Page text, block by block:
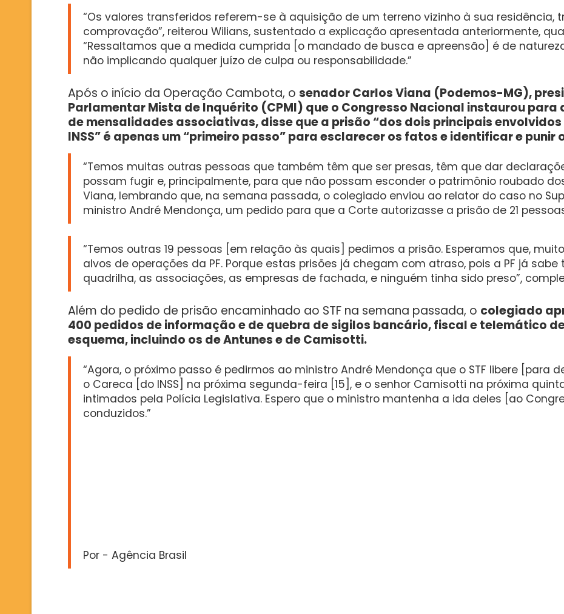
“Os valores transferidos referem-se à aquisição de um terreno vizinho à sua residência,
comprovação”, reiterou Wilians, sustentado a explicação apresentada anteriormente,
“Ressaltamos que a medida cumprida [o mandado de busca e apreensão] é de
não implicando qualquer juízo de culpa ou responsabilidade.”
Após o início da Operação Cambota, o senador Carlos Viana (Podemos-MG),
Parlamentar Mista de Inquérito (CPMI) que o Congresso Nacional instaurou
de mensalidades associativas, disse que a prisão “dos dois principais
INSS” é apenas um “primeiro passo” para esclarecer os fatos e identificar e punir
“Temos muitas outras pessoas que também têm que ser presas, têm que dar
possam fugir e, principalmente, para que não possam esconder o patrimônio roubado
Viana, lembrando que, na semana passada, o colegiado enviou ao relator do caso no
ministro André Mendonça, um pedido para que a Corte autorizasse a prisão de 21
“Temos outras 19 pessoas [em relação às quais] pedimos a prisão. Esperamos que,
alvos de operações da PF. Porque estas prisões já chegam com atraso, pois a PF já
quadrilha, as associações, as empresas de fachada, e ninguém tinha sido preso”,
Além do pedido de prisão encaminhado ao STF na semana passada, o colegiado
400 pedidos de informação e de quebra de sigilos bancário, fiscal e telemático
esquema, incluindo os de Antunes e de Camisotti.
“Agora, o próximo passo é pedirmos ao ministro André Mendonça que o STF libere [para
o Careca [do INSS] na próxima segunda-feira [15], e o senhor Camisotti na próxima
intimados pela Polícia Legislativa. Espero que o ministro mantenha a ida deles [ao
conduzidos.”
Por - Agência Brasil